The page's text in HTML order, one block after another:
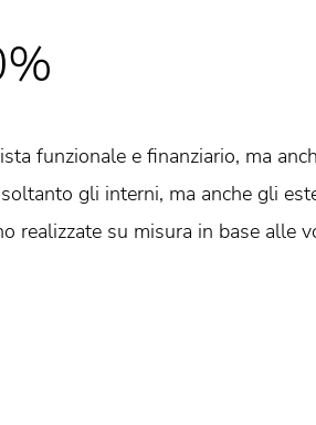
funzionale e finanziario, ma
gli interni, ma anche gli
realizzate su misura in base alle